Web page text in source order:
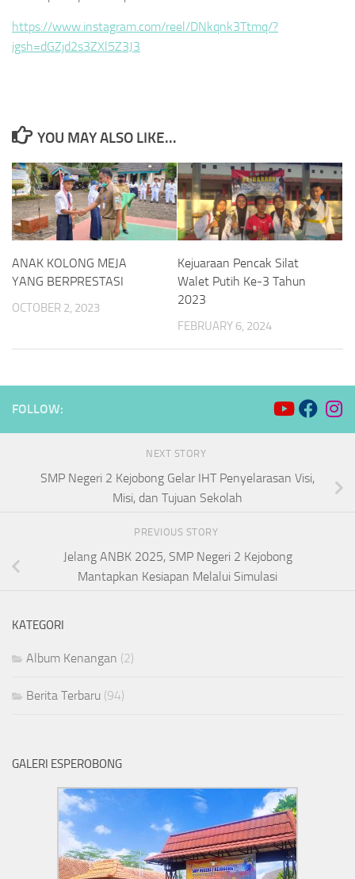
https://www.instagram.com/reel/DNkqnk3Ttmq/?
igsh=dGZjd2s3ZXl5Z3J3
YOU MAY ALSO LIKE...
ANAK KOLONG MEJA
YANG BERPRESTASI
OCTOBER 2, 2023
Kejuaraan Pencak Silat
Walet Putih Ke-3 Tahun
2023
FEBRUARY 6, 2024
FOLLOW:
NEXT STORY
SMP Negeri 2 Kejobong Gelar IHT Penyelarasan Visi,
Misi, dan Tujuan Sekolah
PREVIOUS STORY
Jelang ANBK 2025, SMP Negeri 2 Kejobong
Mantapkan Kesiapan Melalui Simulasi
KATEGORI
Album Kenangan (2)
Berita Terbaru (94)
GALERI ESPEROBONG